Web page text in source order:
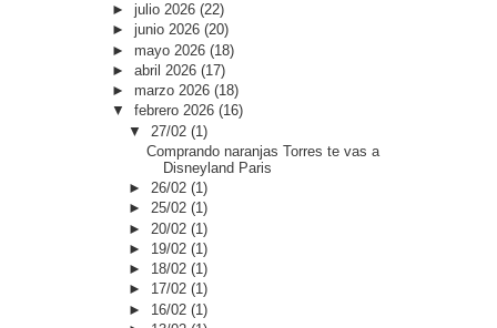
► julio 2026 (22)
► junio 2026 (20)
► mayo 2026 (18)
► abril 2026 (17)
► marzo 2026 (18)
▼ febrero 2026 (16)
▼ 27/02(1)
Comprando naranjas Torres te vas a
Disneyland Paris
►26/02(1)
►25/02(1)
► 20/02(1)
► 19/02(1)
► 18/02(1)
► 17/02(1)
► 16/02(1)